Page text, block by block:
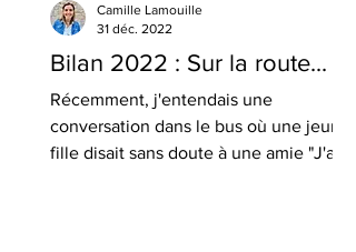
Bilan 2022 : Sur la route...
Récemment, j'entendais une
conversation dans le bus où une jeune
fille disait sans doute à une amie "J'ai
Camille Lamouille
31 déc. 2022